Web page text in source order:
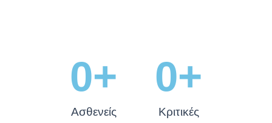
Ασθενείς
0+
Κριτικές
0+